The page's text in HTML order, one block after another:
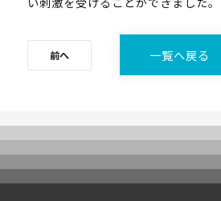
前へ 一覧へ戻る